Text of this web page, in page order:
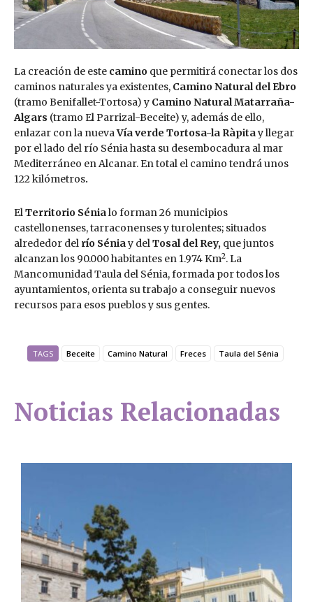
La creación de este camino que permitirá conectar los dos
caminos naturales ya existentes, Camino Natural del Ebro
(tramo Benifallet-Tortosa) y Camino Natural Matarraña-
Algars (tramo El Parrizal-Beceite) y, además de ello,
enlazar con la nuevaVía verde Tortosa-la Ràpitay llegar
por el lado del río Sénia hasta su desembocadura al mar
Mediterráneo en Alcanar. En total el camino tendrá unos
122 kilómetros.
ElTerritorio Sénialo forman 26 municipios
castellonenses, tarraconenses y turolentes; situados
alrededor del río Séniay delTosal del Rey, que juntos
alcanzan los 90.000 habitantes en 1.974 Km2. La
Mancomunidad Taula del Sénia, formada por todos los
ayuntamientos, orienta su trabajo a conseguir nuevos
recursos para esos pueblos y sus gentes.
TAGS Beceite Camino Natural Freces Taula del Sénia
Noticias Relacionadas